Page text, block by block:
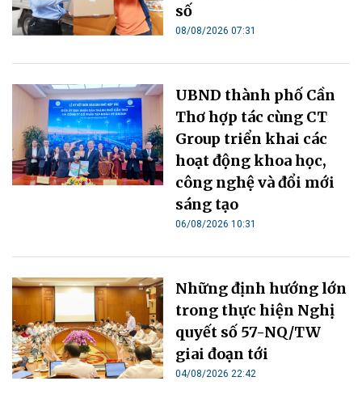
số
08/08/2026 07:31
UBND thành phố Cần
Thơ hợp tác cùng CT
Group triển khai các
hoạt động khoa học,
công nghệ và đổi mới
sáng tạo
06/08/2026 10:31
Những định hướng lớn
trong thực hiện Nghị
quyết số 57-NQ/TW
giai đoạn tới
04/08/2026 22:42